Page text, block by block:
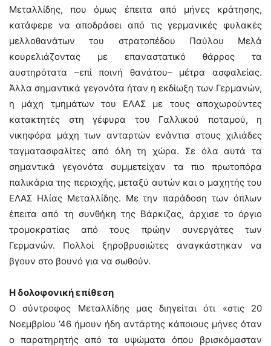
Μεταλλίδης, που όμως έπειτα από μήνες κράτησης,
κατάφερε να αποδράσει από τις γερμανικές φυλακές
μελλοθανάτων του στρατοπέδου Παύλου Μελά
κουρελιάζοντας με επαναστατικό θάρρος τα
αυστηρότατα –επί ποινή θανάτου– μέτρα ασφαλείας.
Άλλα σημαντικά γεγονότα ήταν η εκδίωξη των Γερμανών,
η μάχη τμημάτων του ΕΛΑΣ με τους αποχωρούντες
κατακτητές στη γέφυρα του Γαλλικού ποταμού, η
νικηφόρα μάχη των ανταρτών ενάντια στους χιλιάδες
ταγματασφαλίτες από όλη τη χώρα. Σε όλα αυτά τα
σημαντικά γεγονότα συμμετείχαν τα πιο πρωτοπόρα
παλικάρια της περιοχής, μεταξύ αυτών και ο μαχητής του
ΕΛΑΣ Ηλίας Μεταλλίδης. Με την παράδοση των όπλων
έπειτα από τη συνθήκη της Βάρκιζας, άρχισε το όργιο
τρομοκρατίας από τους πρώην συνεργάτες των
Γερμανών. Πολλοί ξηροβρυσιώτες αναγκάστηκαν να
βγουν στο βουνό για να σωθούν.
Η δολοφονική επίθεση
Ο σύντροφος Μεταλλίδης μας διηγείται ότι «στις 20
Νοεμβρίου ’46 ήμουν ήδη αντάρτης κάποιους μήνες όταν
ο παρατηρητής από τα υψώματα όπου βρισκόμασταν